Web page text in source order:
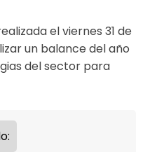
el viernes 31 de
un balance del año
del sector para